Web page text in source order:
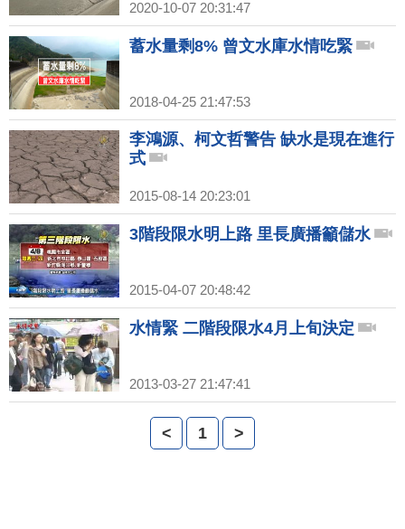
2020-10-07 20:31:47
蓄水量剩8% 曾文水庫水情吃緊
2018-04-25 21:47:53
李鴻源、柯文哲警告 缺水是現在進行
式
2015-08-14 20:23:01
3階段限水明上路 里長廣播籲儲水
2015-04-07 20:48:42
水情緊 二階段限水4月上旬決定
2013-03-27 21:47:41
< 1 >